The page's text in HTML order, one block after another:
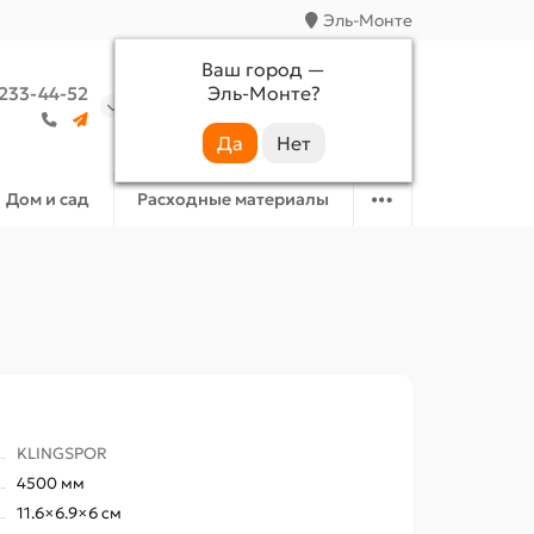
Эль-Монте
Ваш город —
Эль-Монте?
44-52
Аккаунт Избранное
Дом и сад Расходные материалы
KLINGSPOR
4500 мм
11.6×6.9×6 см